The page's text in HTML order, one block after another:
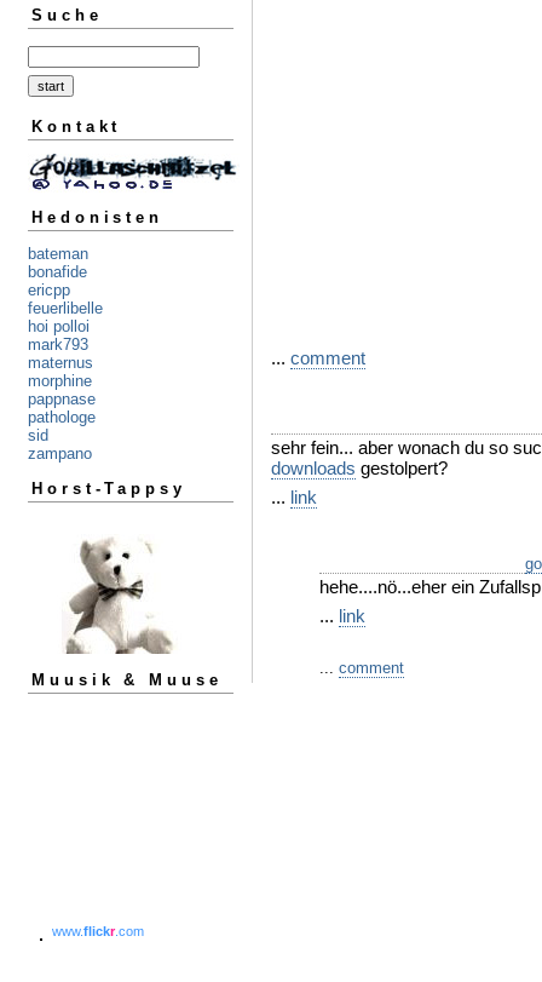
Suche
Kontakt
Hedonisten
bateman
bonafide
ericpp
feuerlibelle
hoi polloi
mark793
maternus
morphine
pappnase
pathologe
sid
zampano
Horst-Tappsy
Muusik & Muuse
www.flickr.com
... comment
sehr fein... aber wonach du so
downloads gestolpert?
... link
hehe....nö...eher ein
... link
... comment